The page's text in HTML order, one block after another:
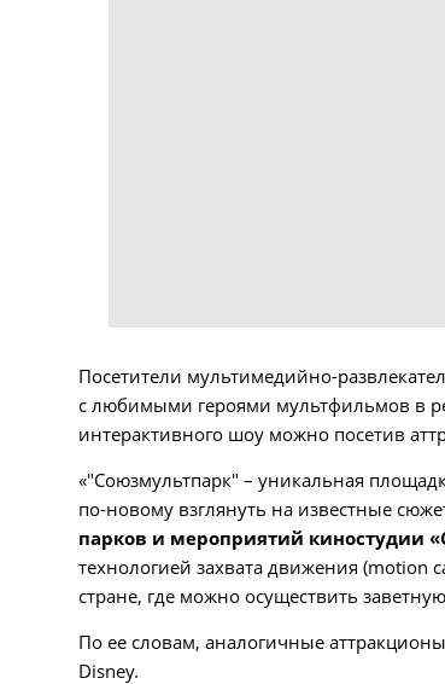
Посетители мультимедийно-
с любимыми героями мультфильмов в
интерактивного шоу можно посетив
«"Союзмультпарк" – уникальная
по-новому взглянуть на известные
парков и мероприятий киностудии
технологией захвата движения (motion
стране, где можно осуществить
По ее словам, аналогичные
Disney.